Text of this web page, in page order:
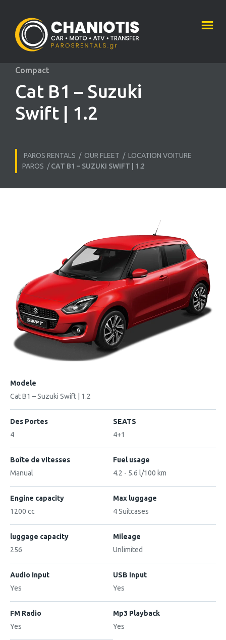
Compact
Cat B1 – Suzuki
Swift | 1.2
PAROS RENTALS / OUR FLEET / LOCATION VOITURE
PAROS /CAT B1 – SUZUKI SWIFT | 1.2
Modele
Cat B1 – Suzuki Swift | 1.2
Des Portes
4
SEATS
4+1
Boîte de vitesses
Manual
Fuel usage
4.2 - 5.6 l/100 km
Engine capacity
1200 cc
Max luggage
4 Suitcases
luggage capacity
256
Mileage
Unlimited
Audio Input
Yes
USB Input
Yes
FM Radio
Yes
Mp3 Playback
Yes